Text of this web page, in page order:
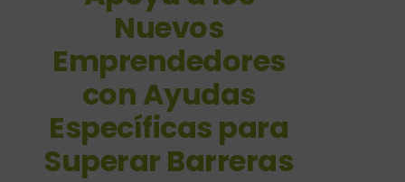
Nuevos
Emprendedores
con Ayudas
Específicas para
Superar Barreras